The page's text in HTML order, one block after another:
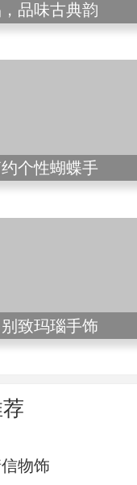
品味古典韵
个性蝴蝶手
致玛瑙手饰